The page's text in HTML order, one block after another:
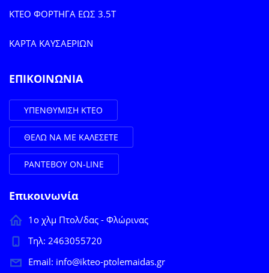
KTEO ΦΟΡΤΗΓΑ ΕΩΣ 3.5Τ
ΚΑΡΤΑ ΚΑΥΣΑΕΡΙΩΝ
ΕΠΙΚΟΙΝΩΝΙΑ
ΥΠΕΝΘΥΜΙΣΗ ΚΤΕΟ
ΘΕΛΩ ΝΑ ΜΕ ΚΑΛΕΣΕΤΕ
ΡΑΝΤΕΒΟΥ ON-LINE
Επικοινωνία
1ο χλμ Πτολ/δας - Φλώρινας
Τηλ: 2463055720
Email: info@ikteo-ptolemaidas.gr